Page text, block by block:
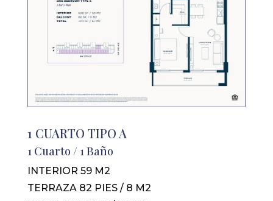
1 CUARTO TIPO A
1 Cuarto / 1 Baño
INTERIOR 59 M2
TERRAZA 82 PIES / 8 M2